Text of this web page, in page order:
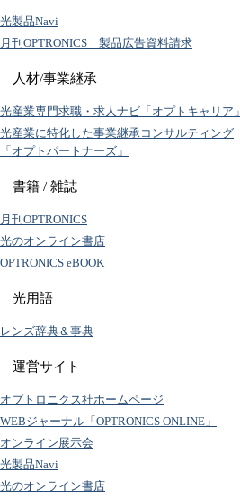
光製品Navi
月刊OPTRONICS 製品広告資料請求
人材/事業継承
光産業専門求職・求人ナビ「オプトキャリア」
光産業に特化した事業継承コンサルティング
「オプトパートナーズ」
書籍 / 雑誌
月刊OPTRONICS
光のオンライン書店
OPTRONICS eBOOK
光用語
レンズ辞典＆事典
運営サイト
オプトロニクス社ホームページ
WEBジャーナル「OPTRONICS ONLINE」
オンライン展示会
光製品Navi
光のオンライン書店